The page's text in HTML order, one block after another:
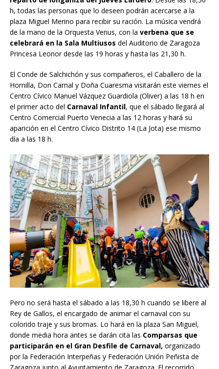
a
n
o
t
i
c
i
a
h, todas las personas que lo deseen podrán acercarse a la
plaza Miguel Merino para recibir su ración. La música vendrá
de la mano de la Orquesta Venus, con la verbena que se
celebrará en la Sala Multiusos del Auditorio de Zaragoza
Princesa Leonor desde las 19 horas y hasta las 21,30 h.
El Conde de Salchichón y sus compañeros, el Caballero de la
Hornilla, Don Carnal y Doña Cuaresma visitarán este viernes el
Centro Cívico Manuel Vázquez Guardiola (Oliver) a las 18 h en
el primer acto del Carnaval Infantil, que el sábado llegará al
Centro Comercial Puerto Venecia a las 12 horas y hará su
aparición en el Centro Cívico Distrito 14 (La Jota) ese mismo
día a las 18 h.
Pero no será hasta el sábado a las 18,30 h cuando se libere al
Rey de Gallos, el encargado de animar el carnaval con su
colorido traje y sus bromas. Lo hará en la plaza San Miguel,
donde media hora antes se darán cita las Comparsas que
participarán en el Gran Desfile de Carnaval, organizado
por la Federación Interpeñas y Federación Unión Peñista de